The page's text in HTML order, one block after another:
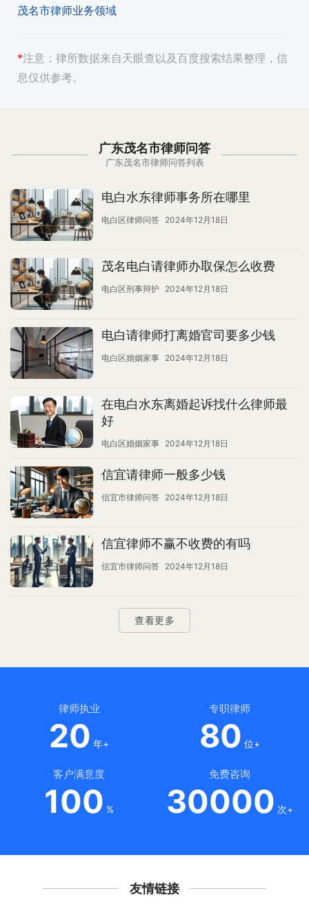
茂名市律师业务领域
*注意： 律所数据来自天眼查以及百度搜索结果整理，信
息仅供参考。
广东茂名市律师问答
广东茂名市律师问答列表
电白水东律师事务所在哪里
电白区律师问答 2024年12月18日
茂名电白请律师办取保怎么收费
电白区刑事辩护 2024年12月18日
电白请律师打离婚官司要多少钱
电白区婚姻家事 2024年12月18日
在电白水东离婚起诉找什么律师最
好
电白区婚姻家事 2024年12月18日
信宜请律师一般多少钱
信宜市律师问答 2024年12月18日
信宜律师不赢不收费的有吗
信宜市律师问答 2024年12月18日
查看更多
律师执业
20 年+
专职律师
80 位+
客户满意度
100 %
免费咨询
30000 次+
友情链接